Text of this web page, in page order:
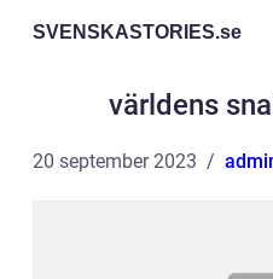
SVENSKASTORIES.se
världens
20 september 2023